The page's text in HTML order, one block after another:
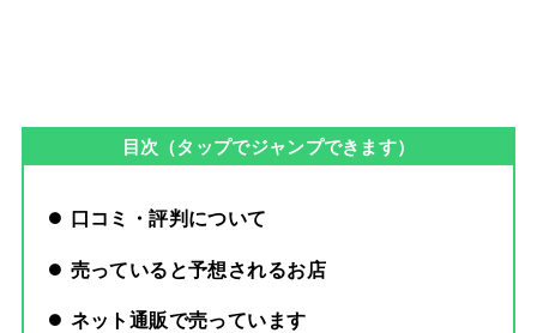
目次（タップでジャンプできます）
口コミ・評判について
売っていると予想されるお店
ネット通販で売っています